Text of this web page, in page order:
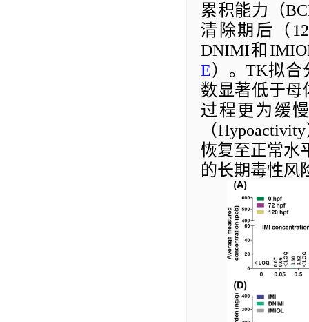
累积能力（
清除期后（
DNIMI和
E） 。TK拟合
数显著低于母
过程更为缓
（Hypoactivity
恢复至正常水
的长期毒性风